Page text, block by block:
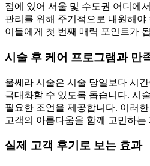
점에 있어 서울 및 수도권 어디에
관리를 위해 주기적으로 내원해
이들에게 첫 번째 매력 포인트가
시술 후 케어 프로그램과 만
울쎄라 시술은 시술 당일보다 시
극대화할 수 있도록 돕습니다. 시
필요한 조언을 제공합니다. 이러
고객의 아름다움을 함께 고민하
실제 고객 후기로 보는 효과